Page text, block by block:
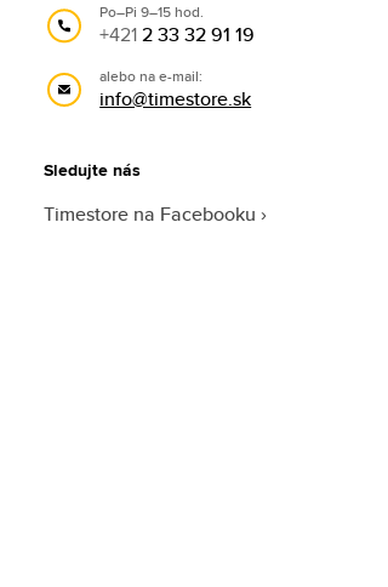
Po–Pi 9–15 hod.
+4212 33 32 91 19
alebo na e-mail:
info@timestore.sk
Sledujte nás
Timestore na Facebooku